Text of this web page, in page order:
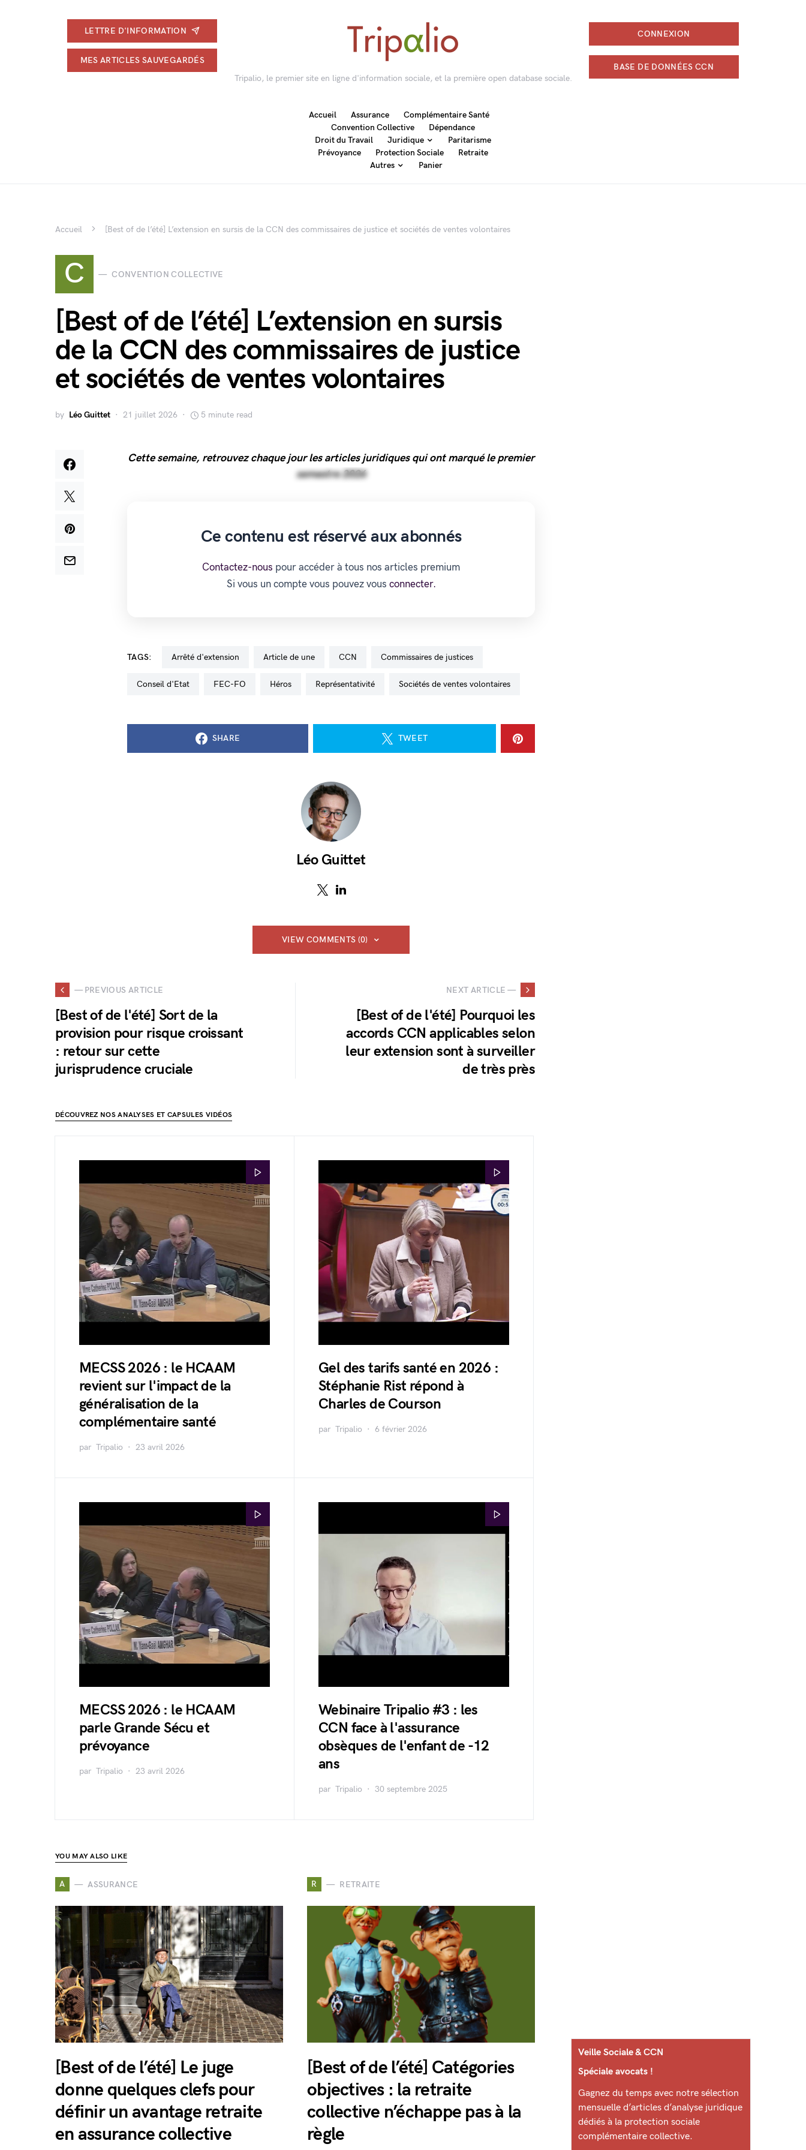
LETTRE D'INFORMATION
MES ARTICLES SAUVEGARDÉS
Tripalio, le premier site en ligne d'information sociale, et la première open database sociale.
CONNEXION
BASE DE DONNÉES CCN
Accueil Assurance
Complémentaire Santé
Convention Collective
Dépendance
Droit du Travail
Juridique
Paritarisme
Prévoyance
Protection Sociale
Retraite
Autres
Panier
Accueil [Best of de l’été] L’extension en sursis de la CCN des commissaires de justice et sociétés de ventes volontaires
C CONVENTION COLLECTIVE
[Best of de l’été] L’extension en sursis
de la CCN des commissaires de justice
et sociétés de ventes volontaires
by Léo Guittet 21 juillet 2026 5 minute read
Cette semaine, retrouvez chaque jour les articles juridiques qui ont marqué le premier
semestre 2026
Ce contenu est réservé aux abonnés
Contactez-nous pour accéder à tous nos articles premium
Si vous un compte vous pouvez vous connecter.
TAGS: arrêté d'extension Article de une CCN commissaires de justices
Conseil d'Etat FEC-FO Héros représentativité sociétés de ventes volontaires
SHARE TWEET
Léo Guittet
VIEW COMMENTS (0)
— PREVIOUS ARTICLE
[Best of de l'été] Sort de la
provision pour risque croissant
: retour sur cette
jurisprudence cruciale
NEXT ARTICLE —
[Best of de l'été] Pourquoi les
accords CCN applicables selon
leur extension sont à surveiller
de très près
DÉCOUVREZ NOS ANALYSES ET CAPSULES VIDÉOS
MECSS 2026 : le HCAAM
revient sur l'impact de la
généralisation de la
complémentaire santé
par Tripalio 23 avril 2026
Gel des tarifs santé en 2026 :
Stéphanie Rist répond à
Charles de Courson
par Tripalio 6 février 2026
MECSS 2026 : le HCAAM
parle Grande Sécu et
prévoyance
par Tripalio 23 avril 2026
Webinaire Tripalio #3 : les
CCN face à l'assurance
obsèques de l'enfant de -12
ans
par Tripalio 30 septembre 2025
YOU MAY ALSO LIKE
A ASSURANCE
[Best of de l’été] Le juge
donne quelques clefs pour
définir un avantage retraite
en assurance collective
R RETRAITE
[Best of de l’été] Catégories
objectives : la retraite
collective n’échappe pas à la
règle
Veille Sociale & CCN
Spéciale avocats !
Gagnez du temps avec notre sélection
mensuelle d’articles d’analyse juridique
dédiés à la protection sociale
complémentaire collective.